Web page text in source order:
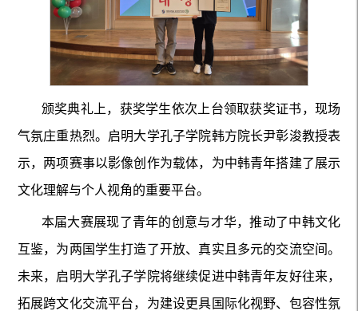
颁奖典礼上，获奖学生依次上台领取获奖证书，现场
气氛庄重热烈。启明大学孔子学院韩方院长尹彰浚教授表
示，两项赛事以影像创作为载体，为中韩青年搭建了展示
文化理解与个人视角的重要平台。
本届大赛展现了青年的创意与才华，推动了中韩文化
互鉴，为两国学生打造了开放、真实且多元的交流空间。
未来，启明大学孔子学院将继续促进中韩青年友好往来，
拓展跨文化交流平台，为建设更具国际化视野、包容性氛